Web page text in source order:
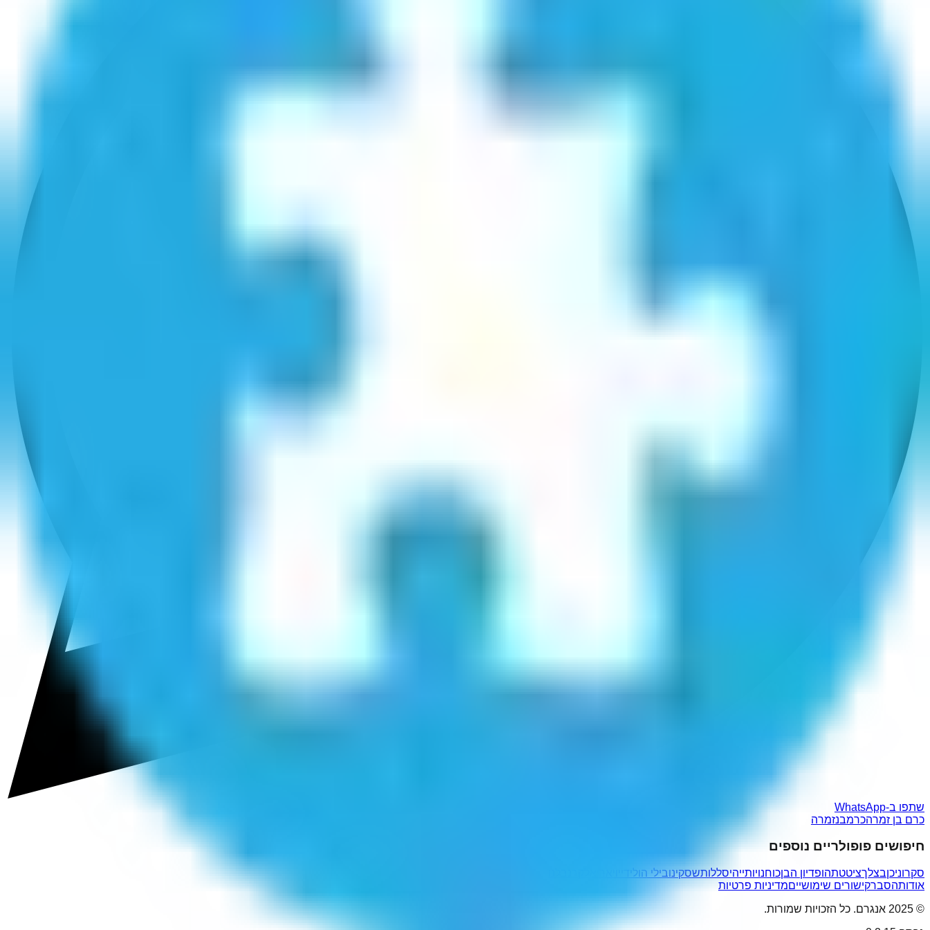
שתפו ב-WhatsApp
כרם בן זמרהכרמבנזמרה
חיפושים פופולריים נוספים
סקרוניכןבצלךציטטתהופדיון הבןכוחנויותייהיסללותשסקינובילי הולידיי
אודותהסברקישורים שימושייםמדיניות פרטיות
© 2025 אנגרם. כל הזכויות שמורות.